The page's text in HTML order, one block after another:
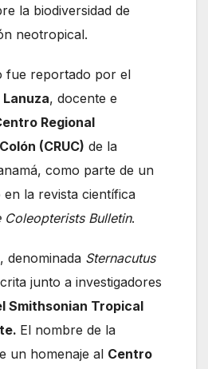
la biodiversidad de
neotropical.
fue reportado por el
, docente e
Regional
(CRUC) de la
como parte de un
la revista científica
Coleopterists Bulletin.
denominada Sternacutus
junto a investigadores
Smithsonian Tropical
El nombre de la
un homenaje al Centro